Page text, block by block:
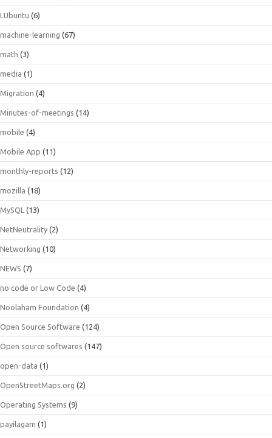
LUbuntu (6)
machine-learning (67)
math (3)
media (1)
Migration (4)
Minutes-of-meetings (14)
mobile (4)
Mobile App (11)
monthly-reports (12)
mozilla (18)
MySQL (13)
NetNeutrality (2)
Networking (10)
NEWS (7)
no code or Low Code (4)
Noolaham Foundation (4)
Open Source Software (124)
Open source softwares (147)
open-data (1)
OpenStreetMaps.org (2)
Operating Systems (9)
payilagam (1)